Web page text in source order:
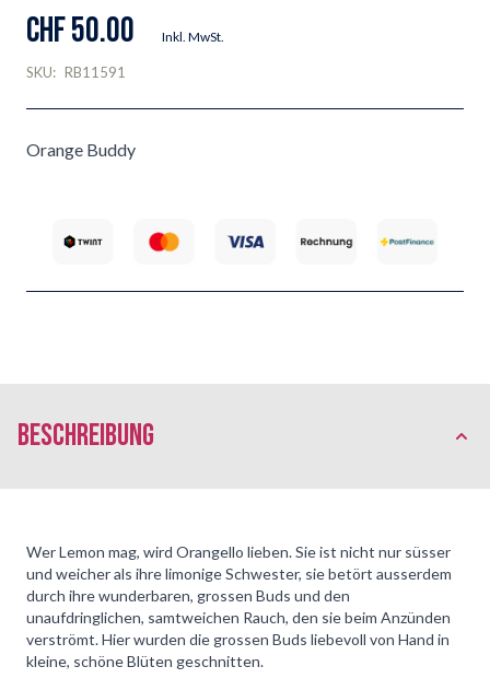
CHF 50.00 Inkl. MwSt.
SKU: RB11591
Orange Buddy
Beschreibung
Wer Lemon mag, wird Orangello lieben. Sie ist nicht nur süsser
und weicher als ihre limonige Schwester, sie betört ausserdem
durch ihre wunderbaren, grossen Buds und den
unaufdringlichen, samtweichen Rauch, den sie beim Anzünden
verströmt. Hier wurden die grossen Buds liebevoll von Hand in
kleine, schöne Blüten geschnitten.